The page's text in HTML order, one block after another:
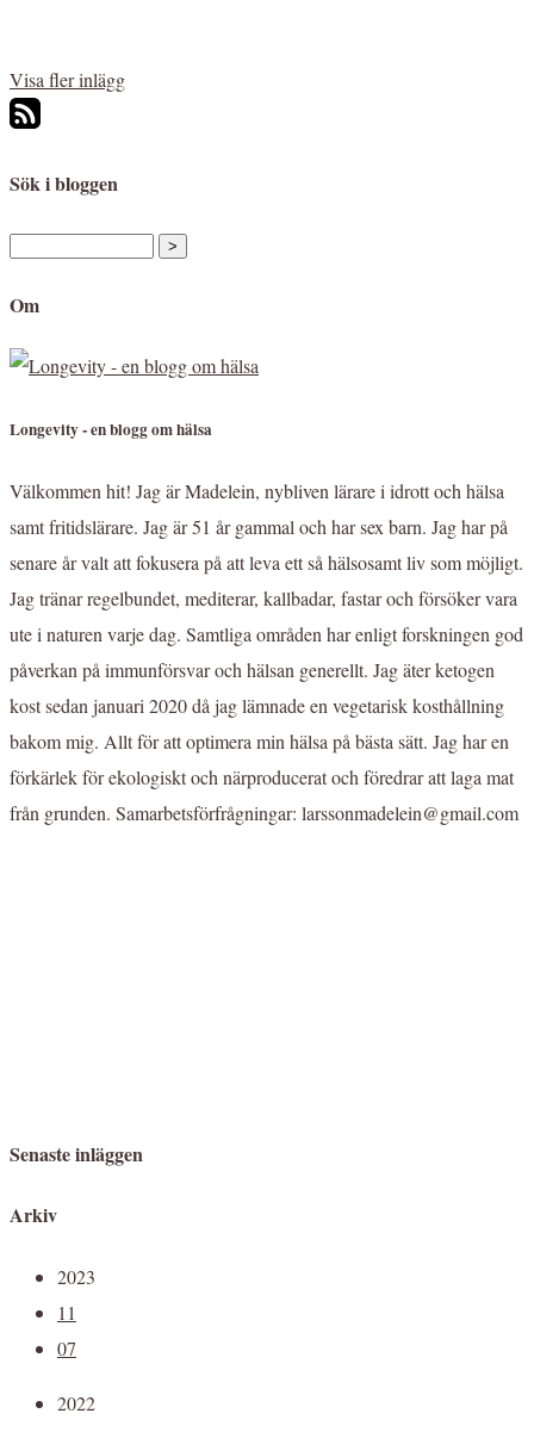
Visa fler inlägg
Sök i bloggen
Om
Longevity - en blogg om hälsa
Välkommen hit! Jag är Madelein, nybliven lärare i idrott och hälsa
samt fritidslärare. Jag är 51 år gammal och har sex barn. Jag har på
senare år valt att fokusera på att leva ett så hälsosamt liv som möjligt.
Jag tränar regelbundet, mediterar, kallbadar, fastar och försöker vara
ute i naturen varje dag. Samtliga områden har enligt forskningen god
påverkan på immunförsvar och hälsan generellt. Jag äter ketogen
kost sedan januari 2020 då jag lämnade en vegetarisk kosthållning
bakom mig. Allt för att optimera min hälsa på bästa sätt. Jag har en
förkärlek för ekologiskt och närproducerat och föredrar att laga mat
från grunden. Samarbetsförfrågningar: larssonmadelein@gmail.com
Senaste inläggen
Arkiv
2023
11
07
2022